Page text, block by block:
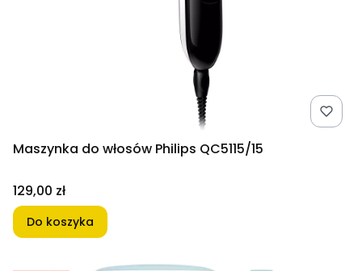
Maszynka do włosów Philips QC5115/15
Cena
129,00 zł
Do koszyka